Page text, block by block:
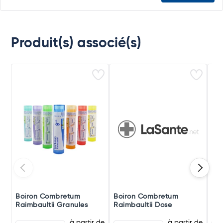
Produit(s) associé(s)
Boiron Combretum
Raimbaultii Granules
Boiron Combretum
Raimbaultii Dose